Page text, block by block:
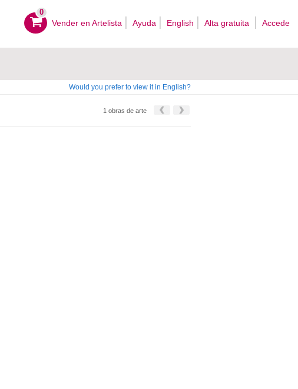
0
Vender en Artelista Ayuda English Alta gratuita Accede
Would you prefer to view it in English?
1 obras de arte